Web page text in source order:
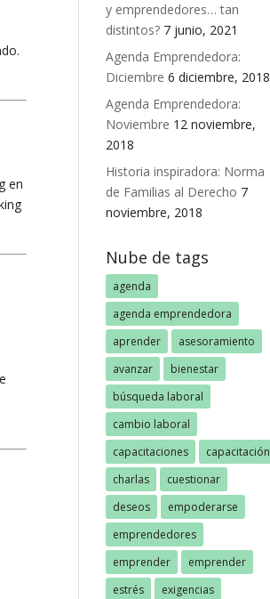
en
y emprendedores… tan
distintos? 7 junio, 2021
Agenda Emprendedora:
Diciembre 6 diciembre, 2018
Agenda Emprendedora:
Noviembre 12 noviembre,
2018
Historia inspiradora: Norma
de Familias al Derecho 7
noviembre, 2018
Nube de tags
agenda
agenda emprendedora
aprender
asesoramiento
avanzar
bienestar
búsqueda laboral
cambio laboral
capacitaciones
capacitación
charlas
cuestionar
deseos
empoderarse
emprendedores
emprender
emprender
estrés
exigencias